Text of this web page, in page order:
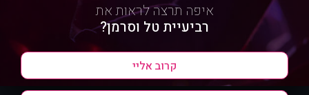
איפה תרצה לראות את
רביעיית טל וסרמן?